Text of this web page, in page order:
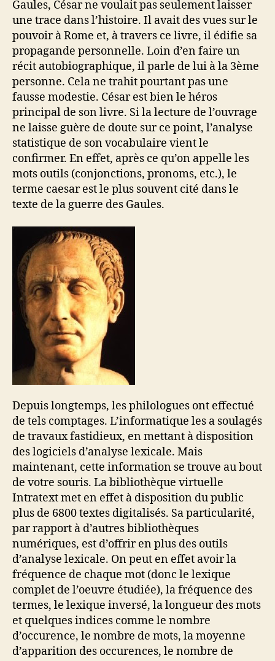
Gaules, César ne voulait pas seulement laisser
une trace dans l’histoire. Il avait des vues sur le
pouvoir à Rome et, à travers ce livre, il édifie sa
propagande personnelle. Loin d’en faire un
récit autobiographique, il parle de lui à la 3ème
personne. Cela ne trahit pourtant pas une
fausse modestie. César est bien le héros
principal de son livre. Si la lecture de l’ouvrage
ne laisse guère de doute sur ce point, l’analyse
statistique de son vocabulaire vient le
confirmer. En effet, après ce qu’on appelle les
mots outils (conjonctions, pronoms, etc.), le
terme caesar est le plus souvent cité dans le
texte de la guerre des Gaules.
Depuis longtemps, les philologues ont effectué
de tels comptages. L’informatique les a soulagés
de travaux fastidieux, en mettant à disposition
des logiciels d’analyse lexicale. Mais
maintenant, cette information se trouve au bout
de votre souris. La bibliothèque virtuelle
Intratext met en effet à disposition du public
plus de 6800 textes digitalisés. Sa particularité,
par rapport à d’autres bibliothèques
numériques, est d’offrir en plus des outils
d’analyse lexicale. On peut en effet avoir la
fréquence de chaque mot (donc le lexique
complet de l’oeuvre étudiée), la fréquence des
termes, le lexique inversé, la longueur des mots
et quelques indices comme le nombre
d’occurence, le nombre de mots, la moyenne
d’apparition des occurences, le nombre de